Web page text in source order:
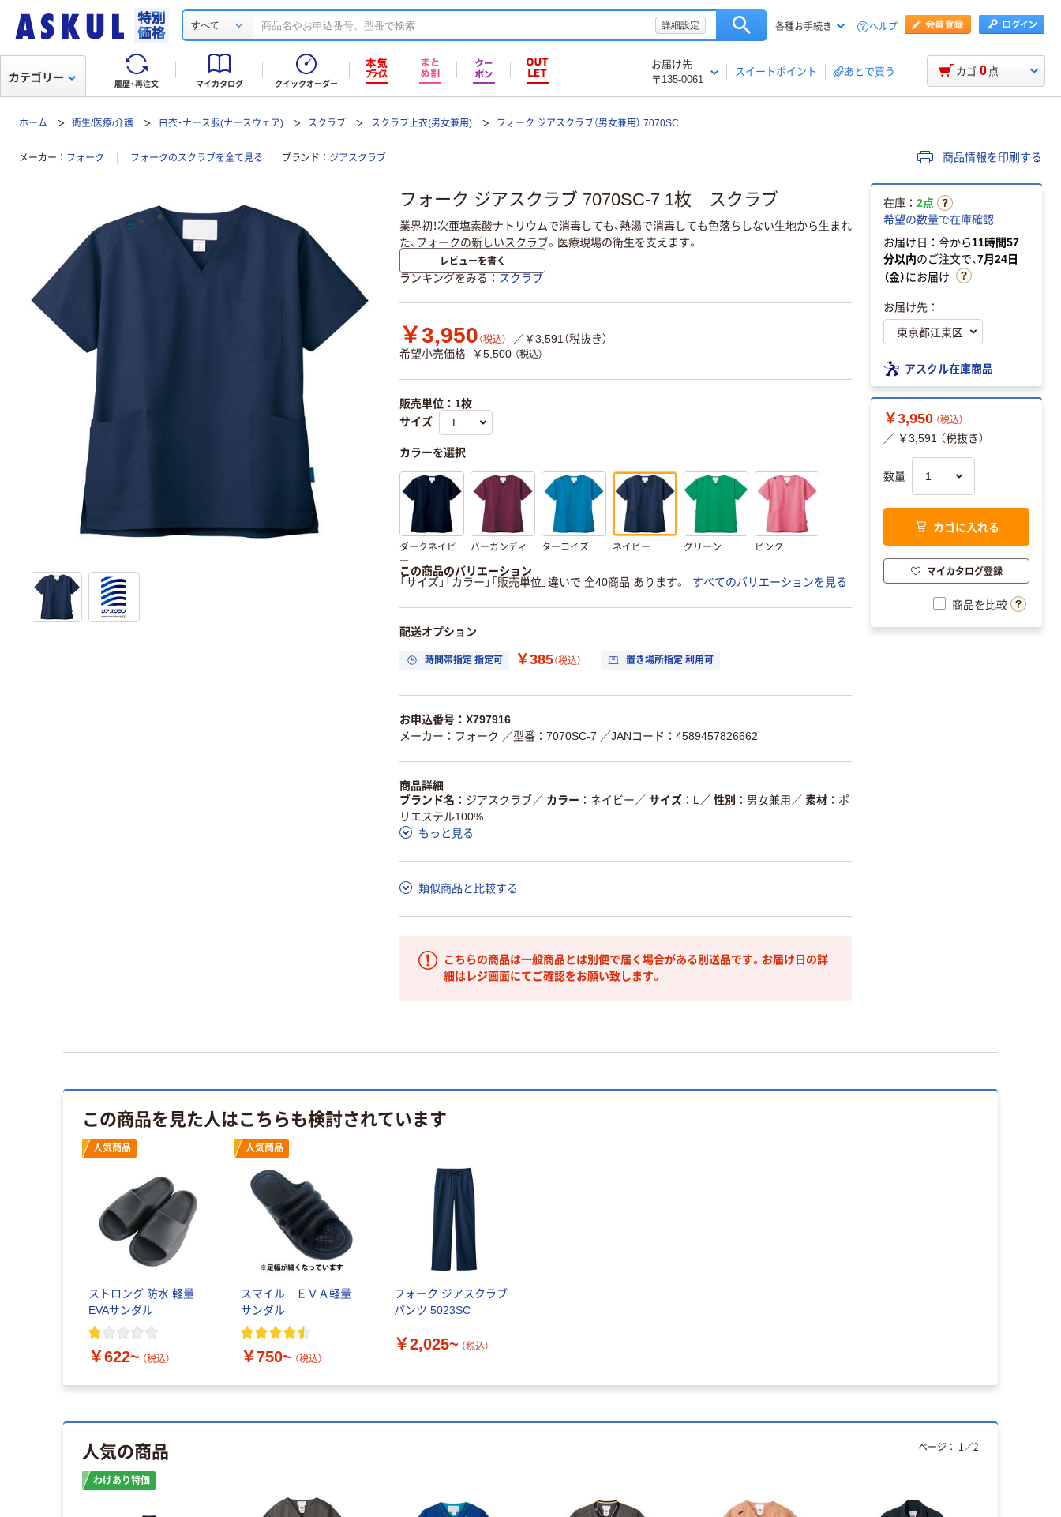
すべて 詳細設定 各種お手続き ヘルプ
履歴・再注文 マイカタログ クイックオーダー
お届け先
〒135-0061
スイートポイント あとで買う
カテゴリー カゴ 0 点
ホーム 衛生/医療/介護 白衣・ナース服(ナースウェア) スクラブ スクラブ上衣(男女兼用) フォーク ジアスクラブ（男女兼用） 7070SC
メーカー フォーク フォークのスクラブを全て見る ブランド ジアスクラブ 商品情報を印刷する
フォーク ジアスクラブ 7070SC-7 1枚 スクラブ
業界初！次亜塩素酸ナトリウムで消毒しても、熱湯で消毒しても色落ちしない生地から生まれ
た、フォークの新しいスクラブ。医療現場の衛生を支えます。
レビューを書く
ランキングをみる スクラブ
￥3,950 （税込）
／￥3,591（税抜き）
希望小売価格 ￥5,500 （税込）
販売単位：1枚
サイズ
カラーを選択
ダークネイビ
ー
バーガンディ ターコイズ ネイビー グリーン ピンク
この商品のバリエーション
「サイズ」「カラー」「販売単位」違いで 全40商品 あります。
すべてのバリエーションを見る
配送オプション
時間帯指定 指定可 ￥385（税込） 置き場所指定 利用可
お申込番号：X797916
メーカー：フォーク ／型番：7070SC-7 ／JANコード：4589457826662
商品詳細
ブランド名
ジアスクラブ／ カラー ネイビー ／ サイズ L ／ 性別 男女兼用 ／ 素材
ポ
リエステル100%
もっと見る
類似商品と比較する
こちらの商品は一般商品とは別便で届く場合がある別送品です。お届け日の詳
細はレジ画面にてご確認をお願い致します。
在庫： 2点
希望の数量で在庫確認
お届け日：今から11時間57
分以内のご注文で、7月24日
（金）にお届け
お届け先：
アスクル在庫商品
￥3,950 （税込）
／ ￥3,591 （税抜き）
数量
カゴに入れる
マイカタログ登録
商品を比較
この商品を見た人はこちらも検討されています
人気商品
ストロング 防水 軽量
EVAサンダル
￥622~ （税込）
人気商品
スマイル ＥＶＡ軽量
サンダル
￥750~ （税込）
フォーク ジアスクラブ
パンツ 5023SC
￥2,025~ （税込）
人気の商品
わけあり特価
ページ： 1 ／2